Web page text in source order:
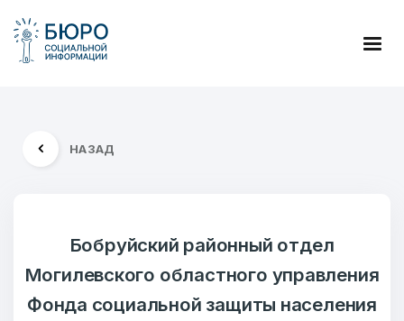
НАЗАД
Бобруйский районный отдел
Могилевского областного управления
Фонда социальной защиты населения